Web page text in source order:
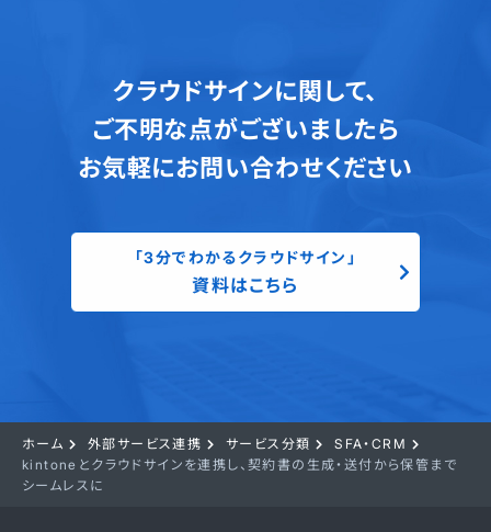
クラウドサインに関して、
ご不明な点がございましたら
お気軽にお問い合わせください
「3分でわかるクラウドサイン」
資料はこちら
ホーム 外部サービス連携 サービス分類
SFA・CRM
kintoneとクラウドサインを連携し、契約書の生成・送付から保管まで
シームレスに